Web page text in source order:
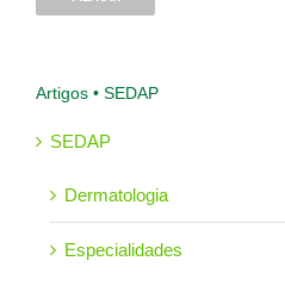
Artigos • SEDAP
SEDAP
Dermatologia
Especialidades